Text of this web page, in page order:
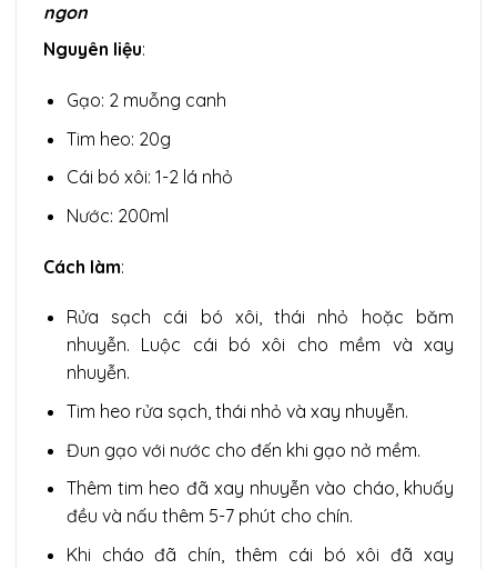
ngon
Nguyên liệu:
Gạo: 2 muỗng canh
Tim heo: 20g
Cái bó xôi: 1-2 lá nhỏ
Nước: 200ml
Cách làm:
Rửa sạch cái bó xôi, thái nhỏ hoặc băm
nhuyễn. Luộc cái bó xôi cho mềm và xay
nhuyễn.
Tim heo rửa sạch, thái nhỏ và xay nhuyễn.
Đun gạo với nước cho đến khi gạo nở mềm.
Thêm tim heo đã xay nhuyễn vào cháo, khuấy
đều và nấu thêm 5-7 phút cho chín.
Khi cháo đã chín, thêm cái bó xôi đã xay